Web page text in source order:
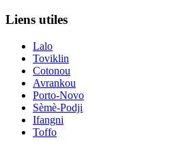
Liens utiles
Lalo
Toviklin
Cotonou
Avrankou
Porto-Novo
Sèmè-Podji
Ifangni
Toffo